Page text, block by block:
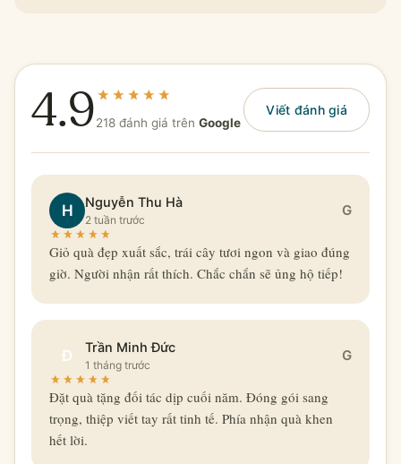
4.9218 đánh giá trên Google
Viết đánh giá
H Nguyễn Thu Hà
2 tuần trước
G
Giỏ quà đẹp xuất sắc, trái cây tươi ngon và giao đúng
giờ. Người nhận rất thích. Chắc chắn sẽ ủng hộ tiếp!
Đ Trần Minh Đức
1 tháng trước
G
Đặt quà tặng đối tác dịp cuối năm. Đóng gói sang
trọng, thiệp viết tay rất tinh tế. Phía nhận quà khen
hết lời.